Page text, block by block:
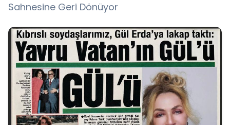
Sahnesine Geri Dönüyor